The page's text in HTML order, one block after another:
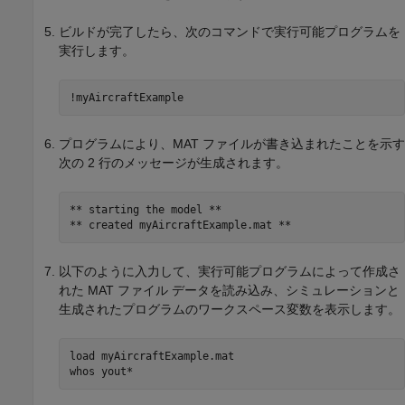
ビルドが完了したら、次のコマンドで実行可能プログラムを
実行します。
!myAircraftExample
プログラムにより、MAT ファイルが書き込まれたことを示す
次の 2 行のメッセージが生成されます。
** starting the model **
** created myAircraftExample.mat **
以下のように入力して、実行可能プログラムによって作成さ
れた MAT ファイル データを読み込み、シミュレーションと
生成されたプログラムのワークスペース変数を表示します。
load myAircraftExample.mat
whos yout*